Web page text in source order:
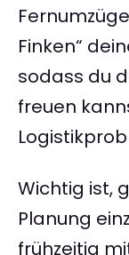
Finken“
sodass du
freuen
Wichtig ist,
Planung
frühzeitig